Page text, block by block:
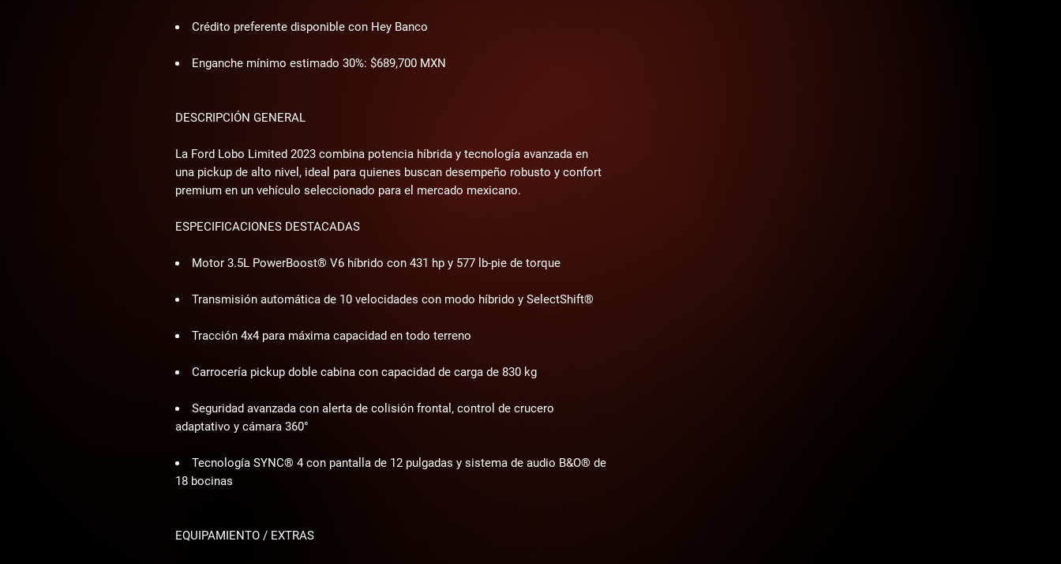
Crédito preferente disponible con Hey Banco
Enganche mínimo estimado 30%: $689,700 MXN
DESCRIPCIÓN GENERAL
La Ford Lobo Limited 2023 combina potencia híbrida y tecnología avanzada en
una pickup de alto nivel, ideal para quienes buscan desempeño robusto y confort
premium en un vehículo seleccionado para el mercado mexicano.
ESPECIFICACIONES DESTACADAS
Motor 3.5L PowerBoost® V6 híbrido con 431 hp y 577 lb-pie de torque
Transmisión automática de 10 velocidades con modo híbrido y SelectShift®
Tracción 4x4 para máxima capacidad en todo terreno
Carrocería pickup doble cabina con capacidad de carga de 830 kg
Seguridad avanzada con alerta de colisión frontal, control de crucero
adaptativo y cámara 360°
Tecnología SYNC® 4 con pantalla de 12 pulgadas y sistema de audio B&O® de
18 bocinas
EQUIPAMIENTO / EXTRAS